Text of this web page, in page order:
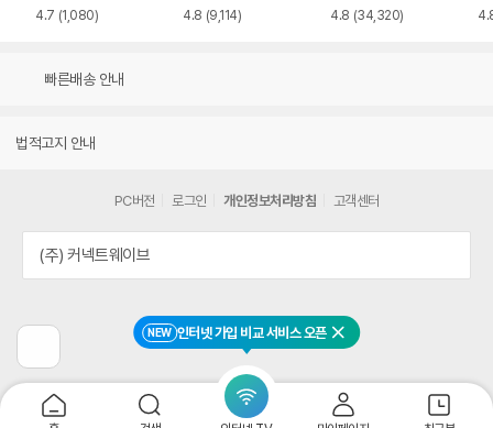
NEW 인터넷 가입 비교 서비스 오픈 닫기
4.7 (1,080) 4.8 (9,114) 4.8 (34,320)
빠른배송 안내
법적고지 안내
전
페
이
지
PC버전 로그인 개인정보처리방침 고객센터
(주) 커넥트웨이브